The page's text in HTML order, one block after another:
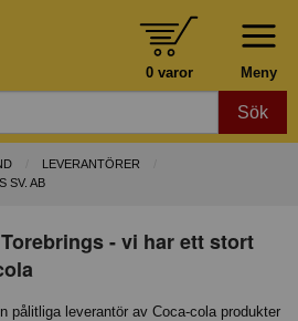
Meny
0 varor
Sök
LEVERANTÖRER
SV. AB
- vi har ett stort
pålitliga leverantör av Coca-cola produkter